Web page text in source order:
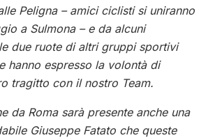
Peligna – amici ciclisti si uniranno
a Sulmona – e da alcuni
due ruote di altri gruppi sportivi
hanno espresso la volontà di
tragitto con il nostro Team.
da Roma sarà presente anche una
Giuseppe Fatato che queste